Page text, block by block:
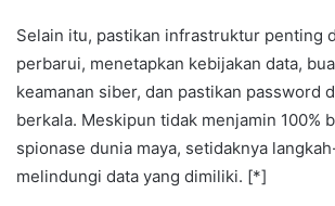
Selain itu, pastikan infrastruktur penting
perbarui, menetapkan kebijakan data,
keamanan siber, dan pastikan password
berkala. Meskipun tidak menjamin 100%
spionase dunia maya, setidaknya
melindungi data yang dimiliki. [*]